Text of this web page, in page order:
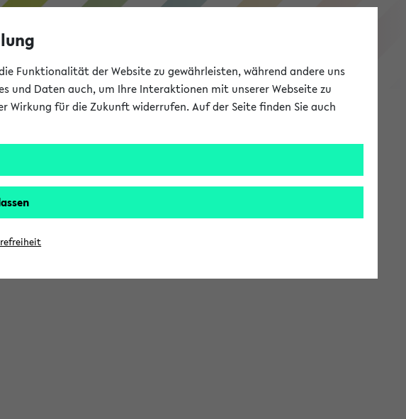
eKVV
Funktionalität der Website zu gewährleisten, während andere uns
und Daten auch, um Ihre Interaktionen mit unserer Webseite zu
Wirkung für die Zukunft widerrufen. Auf der Seite finden Sie auch